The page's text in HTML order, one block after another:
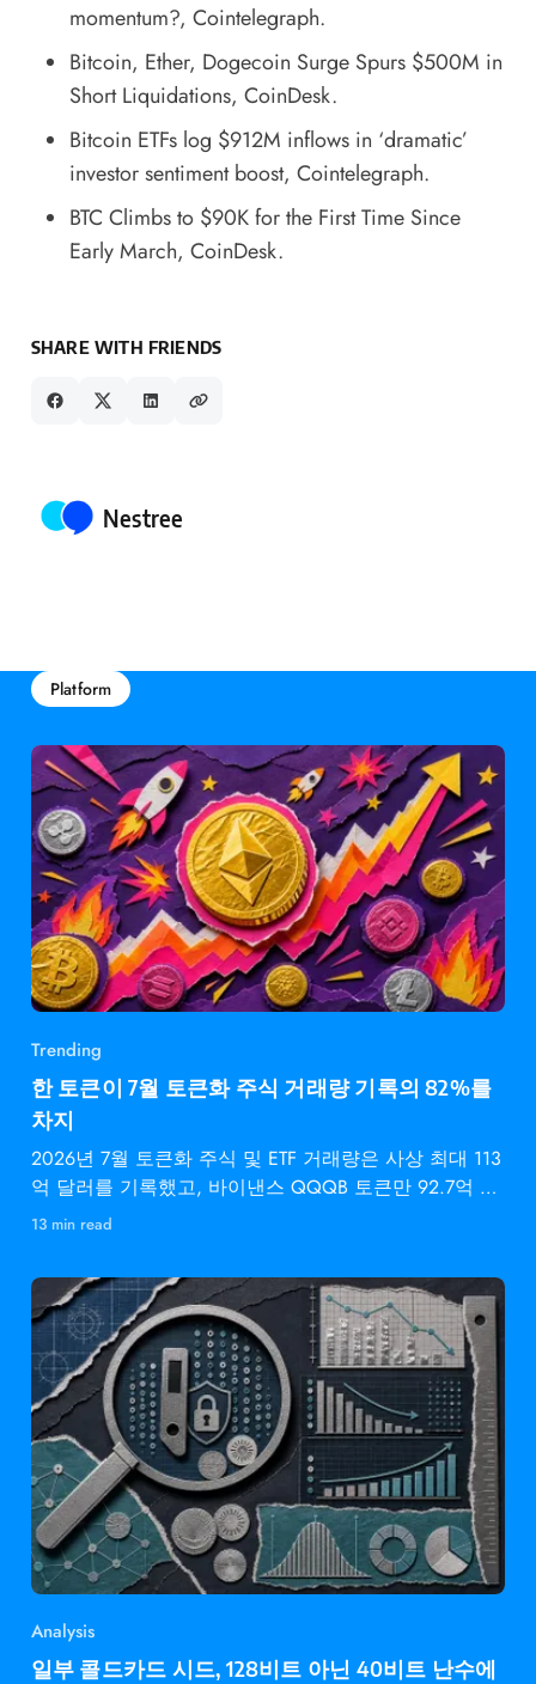
momentum?, Cointelegraph.
Bitcoin, Ether, Dogecoin Surge Spurs $500M in
Short Liquidations, CoinDesk.
Bitcoin ETFs log $912M inflows in ‘dramatic’
investor sentiment boost, Cointelegraph.
BTC Climbs to $90K for the First Time Since
Early March, CoinDesk.
SHARE WITH FRIENDS
Posted by
Nestree
Platform
Trending
한 토큰이 7월 토큰화 주식 거래량 기록의 82%를
차지
2026년 7월 토큰화 주식 및 ETF 거래량은 사상 최대 113
억 달러를 기록했고, 바이낸스 QQQB 토큰만 92.7억 달
러를
13 min read
Analysis
일부 콜드카드 시드, 128비트 아닌 40비트 난수에